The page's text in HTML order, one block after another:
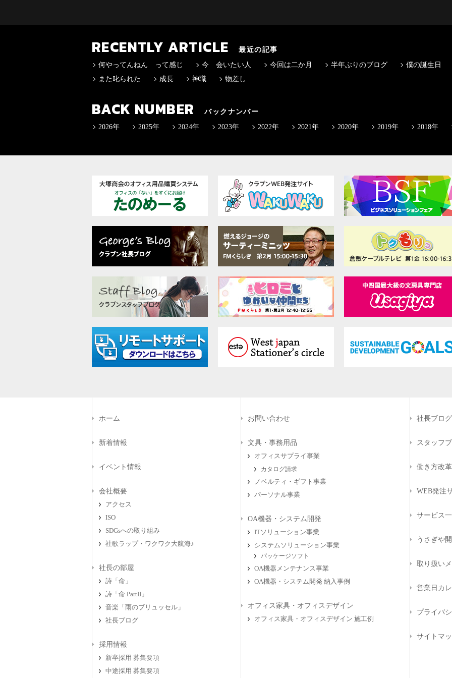
RECENTLY ARTICLE
最近の記事
何やってんねん って感じ
今 会いたい人 今回は二か月 半年ぶりのブログ
僕の誕生日
また叱られた
成長 神職 物差し
BACK NUMBER
バックナンバー
2026年
2025年 2024年 2023年 2022年 2021年 2020年 2019年 2018年
ホーム
新着情報
イベント情報
会社概要
アクセス
ISO
SDGsへの取り組み
社歌ラップ・ワクワク大航海♪
社長の部屋
詩「命」
詩「命 PartII」
音楽「雨のブリュッセル」
社長ブログ
採用情報
新卒採用 募集要項
中途採用 募集要項
お問い合わせ
文具・事務用品
オフィスサプライ事業
カタログ請求
ノベルティ・ギフト事業
パーソナル事業
OA機器・システム開発
ITソリューション事業
システムソリューション事業
パッケージソフト
OA機器メンテナンス事業
OA機器・システム開発 納入事例
オフィス家具・オフィスデザイン
オフィス家具・オフィスデザイン 施工例
社長ブログ
スタッフ
働き方改
WEB発注
サービス
うさぎや
取り扱い
営業日カ
プライバ
サイトマ